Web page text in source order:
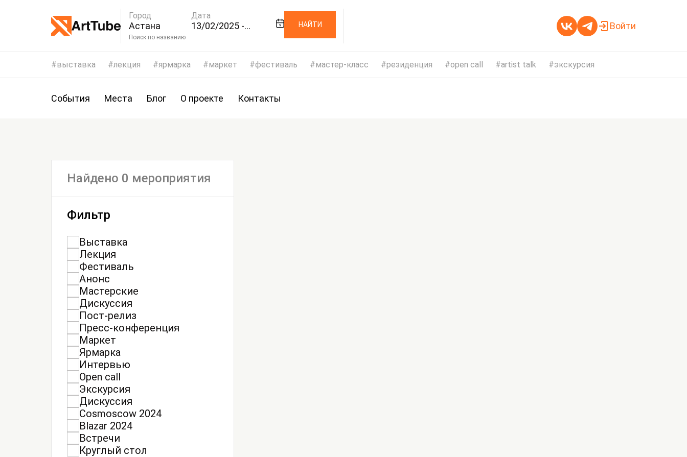
Город
Астана
Дата
13/02/2025 -
Поиск по названию
НАЙТИ Войти
выставка лекция ярмарка маркет фестиваль мастер-класс резиденция open call artist talk экскурсия
События Места Блог О проекте Контакты
Найдено 0 мероприятия
Фильтр
Выставка
Лекция
Фестиваль
Анонс
Мастерские
Дискуссия
Пост-релиз
Пресс-конференция
Маркет
Ярмарка
Интервью
Open call
Экскурсия
Дискуссия
Cosmoscow 2024
Blazar 2024
Встречи
Круглый стол